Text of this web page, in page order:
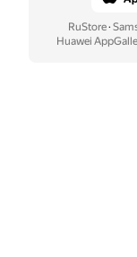
RuStore·
Huawei